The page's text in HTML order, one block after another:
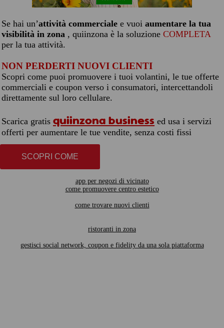
Se hai un’attività commerciale e vuoi aumentare la tua
visibilità in zona , quiinzona è la soluzione COMPLETA
per la tua attività.
NON PERDERTI NUOVI CLIENTI
Scopri come puoi promuovere i tuoi volantini, le tue offerte
commerciali e coupon verso i consumatori, intercettandoli
direttamente sul loro cellulare.
Scarica gratis quiinzona business ed usa i servizi
offerti per aumentare le tue vendite, senza costi fissi
SCOPRI COME
app per negozi di vicinato
come promuovere centro estetico
come trovare nuovi clienti
ristoranti in zona
gestisci social network, coupon e fidelity da una sola piattaforma